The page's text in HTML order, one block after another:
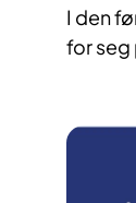
I den
for seg